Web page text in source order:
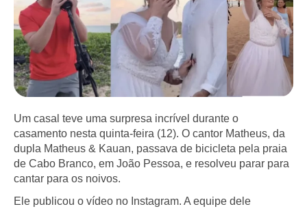
Um casal teve uma surpresa incrível durante o
casamento nesta quinta-feira (12). O cantor Matheus, da
dupla Matheus & Kauan, passava de bicicleta pela praia
de Cabo Branco, em João Pessoa, e resolveu parar para
cantar para os noivos.
Ele publicou o vídeo no Instagram. A equipe dele